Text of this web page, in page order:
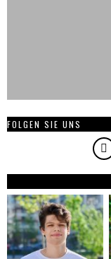
FOLGEN SIE UNS